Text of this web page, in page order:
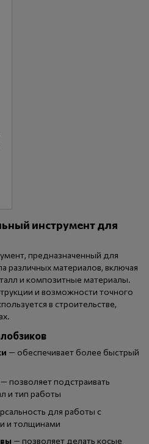
инструмент для
предназначенный для
различных материалов, включая
и композитные материалы.
и возможности точного
в строительстве,
— обеспечивает более быстрый
— позволяет подстраивать
и тип работы
для работы с
и толщинами
— позволяет делать косые